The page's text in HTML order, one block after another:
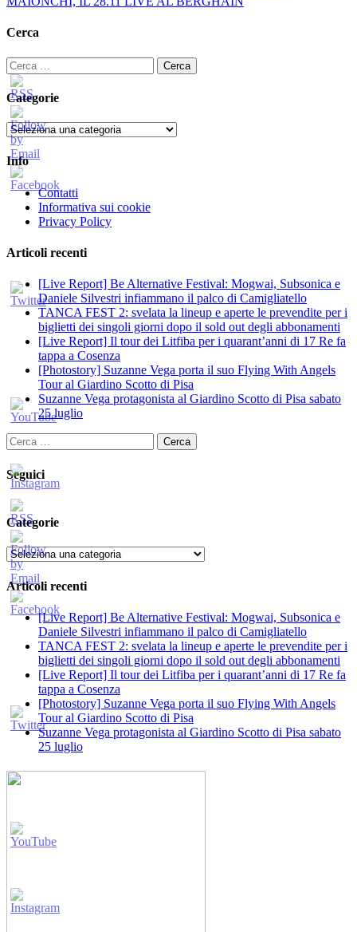
Cerca
Ricerca
per:
Categorie
Categorie
Info
Contatti
Informativa sui cookie
Privacy Policy
Articoli recenti
[Live Report] Be Alternative Festival: Mogwai, Subsonica e
Daniele Silvestri infiammano il palco di Camigliatello
TANCA FEST 2: svelata la lineup e aperte le prevendite per i
biglietti dei singoli giorni dopo il sold out degli abbonamenti
[Live Report] Il tour dei Litfiba per i quarant’anni di 17 Re fa
tappa a Cosenza
[Photostory] Suzanne Vega porta il suo Flying With Angels
Tour al Giardino Scotto di Pisa
Suzanne Vega protagonista al Giardino Scotto di Pisa sabato
25 luglio
Ricerca
per:
Seguici
Categorie
Categorie
Articoli recenti
[Live Report] Be Alternative Festival: Mogwai, Subsonica e
Daniele Silvestri infiammano il palco di Camigliatello
TANCA FEST 2: svelata la lineup e aperte le prevendite per i
biglietti dei singoli giorni dopo il sold out degli abbonamenti
[Live Report] Il tour dei Litfiba per i quarant’anni di 17 Re fa
tappa a Cosenza
[Photostory] Suzanne Vega porta il suo Flying With Angels
Tour al Giardino Scotto di Pisa
Suzanne Vega protagonista al Giardino Scotto di Pisa sabato
25 luglio